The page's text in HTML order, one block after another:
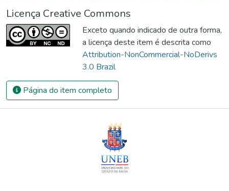
Licença Creative Commons
Exceto quando indicado de outra forma,
a licença deste item é descrita como
Attribution-NonCommercial-NoDerivs
3.0 Brazil
Página do item completo